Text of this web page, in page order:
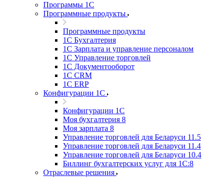
Программы 1С
Программные продукты
Программные продукты
1С Бухгалтерия
1С Зарплата и управление персоналом
1С Управление торговлей
1С Документооборот
1С CRM
1С ERP
Конфигурации 1С
Конфигурации 1С
Моя бухгалтерия 8
Моя зарплата 8
Управление торговлей для Беларуси 11.5
Управление торговлей для Беларуси 11.4
Управление торговлей для Беларуси 10.4
Биллинг бухгалтерских услуг для 1С:8
Отраслевые решения